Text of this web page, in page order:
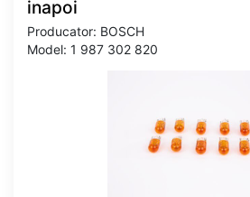
inapoi
Producator: BOSCH
Model: 1 987 302 820